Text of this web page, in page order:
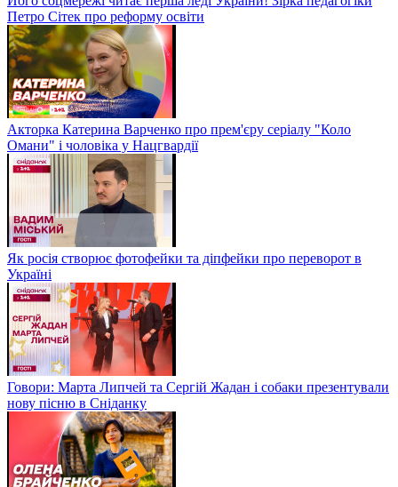
Петро Сітек про реформу освіти
Акторка Катерина Варченко про прем'єру серіалу "Коло
Омани" і чоловіка у Нацгвардії
Як росія створює фотофейки та діпфейки про переворот в
Україні
Говори: Марта Липчей та Сергій Жадан і собаки презентували
нову пісню в Сніданку